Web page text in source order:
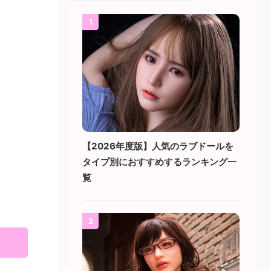
1
【2026年度版】人気のラブドールを
タイプ別におすすめするランキング一
覧
2